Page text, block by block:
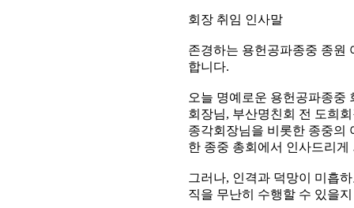
회장 취임 인사말
존경하는 용헌공파종중 종원
합니다.
오늘 명예로운 용헌공파종중
회장님, 부산명친회 전 도희
종각회장님을 비롯한 종중의
한 종중 총회에서 인사드리
그러나, 인격과 덕망이 미흡
직을 무난히 수행할 수 있을